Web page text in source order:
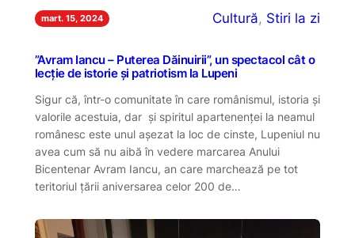
mart. 15, 2024 Cultură, Stiri la zi
”Avram Iancu – Puterea Dăinuirii”, un spectacol cât o
lecție de istorie și patriotism la Lupeni
Sigur că, într-o comunitate în care românismul, istoria și
valorile acestuia, dar și spiritul apartenenței la neamul
românesc este unul așezat la loc de cinste, Lupeniul nu
avea cum să nu aibă în vedere marcarea Anului
Bicentenar Avram Iancu, an care marchează pe tot
teritoriul țării aniversarea celor 200 de…